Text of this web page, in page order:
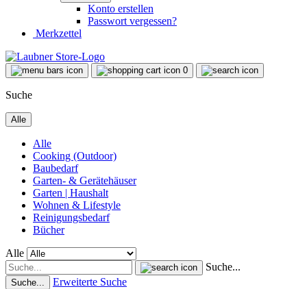
Konto erstellen
Passwort vergessen?
Merkzettel
0
Suche
Alle
Alle
Cooking (Outdoor)
Baubedarf
Garten- & Gerätehäuser
Garten | Haushalt
Wohnen & Lifestyle
Reinigungsbedarf
Bücher
Alle
Suche...
Suche... Erweiterte Suche